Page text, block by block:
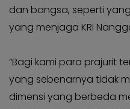
dan bangsa, seperti
yang menjaga KRI
“Bagi kami para prajurit
yang sebenarnya tidak
dimensi yang berbeda